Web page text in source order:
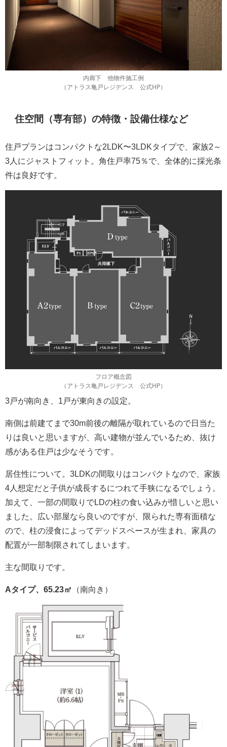
内廊下 他物件施工例
（アトラス亀戸レジデンス 公式HP）
住空間（専有部）の特徴・設備仕様など
住戸プランはコンパクトな2LDK〜3LDKタイプで、家族2～
3人にジャストフィット。角住戸率75％で、全体的に採光条
件は良好です。
フロア概念図
（アトラス亀戸レジデンス 公式HP）
3戸が南向き、1戸が東向きの設定。
南側は前建てまで30m前後の離隔が取れているので日当た
りは良いと思いますが、高い建物が並んでいるため、抜け
感がある住戸は少なそうです。
居住性について。3LDKの間取りはコンパクトなので、家族
4人想定だと子供が成長するにつれて手狭になるでしょう。
加えて、一部の間取りでLDの柱の食い込みが惜しいと思い
ました。広い部屋なら良いのですが、限られた専有面積な
ので、柱の浸食によってデッドスペースが生まれ、家具の
配置が一部制限されてしまいます。
主な間取りです。
Aタイプ、65.23㎡ （南向き）